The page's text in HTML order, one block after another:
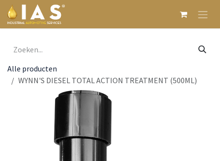
Overslaan naar inhoud
Alle producten
WYNN'S DIESEL TOTAL ACTION TREATMENT (500ML)